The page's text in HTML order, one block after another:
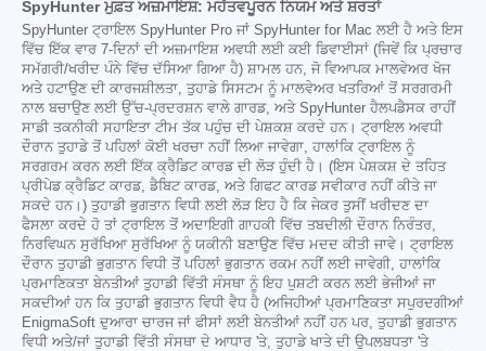
SpyHunter ਮੁਫ਼ਤ ਅਜ਼ਮਾਇਸ਼: ਮਹੱਤਵਪੂਰਨ ਨਿਯਮ ਅਤੇ ਸ਼ਰਤਾਂ
SpyHunter ਟ੍ਰਾਇਲ SpyHunter Pro ਜਾਂ SpyHunter for Mac ਲਈ ਹੈ ਅਤੇ ਇਸ
ਵਿੱਚ ਇੱਕ ਵਾਰ 7-ਦਿਨਾਂ ਦੀ ਅਜ਼ਮਾਇਸ਼ ਅਵਧੀ ਲਈ ਕਈ ਡਿਵਾਈਸਾਂ (ਜਿਵੇਂ ਕਿ ਪ੍ਰਚਾਰ
ਸਮੱਗਰੀ/ਖਰੀਦ ਪੰਨੇ ਵਿੱਚ ਦੱਸਿਆ ਗਿਆ ਹੈ) ਸ਼ਾਮਲ ਹਨ, ਜੋ ਵਿਆਪਕ ਮਾਲਵੇਅਰ ਖੋਜ
ਅਤੇ ਹਟਾਉਣ ਦੀ ਕਾਰਜਸ਼ੀਲਤਾ, ਤੁਹਾਡੇ ਸਿਸਟਮ ਨੂੰ ਮਾਲਵੇਅਰ ਖਤਰਿਆਂ ਤੋਂ ਸਰਗਰਮੀ
ਨਾਲ ਬਚਾਉਣ ਲਈ ਉੱਚ-ਪ੍ਰਦਰਸ਼ਨ ਵਾਲੇ ਗਾਰਡ, ਅਤੇ SpyHunter ਹੈਲਪਡੈਸਕ ਰਾਹੀਂ
ਸਾਡੀ ਤਕਨੀਕੀ ਸਹਾਇਤਾ ਟੀਮ ਤੱਕ ਪਹੁੰਚ ਦੀ ਪੇਸ਼ਕਸ਼ ਕਰਦੇ ਹਨ। ਟ੍ਰਾਇਲ ਅਵਧੀ
ਦੌਰਾਨ ਤੁਹਾਡੇ ਤੋਂ ਪਹਿਲਾਂ ਕੋਈ ਖਰਚਾ ਨਹੀਂ ਲਿਆ ਜਾਵੇਗਾ, ਹਾਲਾਂਕਿ ਟ੍ਰਾਇਲ ਨੂੰ
ਸਰਗਰਮ ਕਰਨ ਲਈ ਇੱਕ ਕ੍ਰੈਡਿਟ ਕਾਰਡ ਦੀ ਲੋੜ ਹੁੰਦੀ ਹੈ। (ਇਸ ਪੇਸ਼ਕਸ਼ ਦੇ ਤਹਿਤ
ਪ੍ਰੀਪੇਡ ਕ੍ਰੈਡਿਟ ਕਾਰਡ, ਡੈਬਿਟ ਕਾਰਡ, ਅਤੇ ਗਿਫਟ ਕਾਰਡ ਸਵੀਕਾਰ ਨਹੀਂ ਕੀਤੇ ਜਾ
ਸਕਦੇ ਹਨ।) ਤੁਹਾਡੀ ਭੁਗਤਾਨ ਵਿਧੀ ਲਈ ਲੋੜ ਇਹ ਹੈ ਕਿ ਜੇਕਰ ਤੁਸੀਂ ਖਰੀਦਣ ਦਾ
ਫੈਸਲਾ ਕਰਦੇ ਹੋ ਤਾਂ ਟ੍ਰਾਇਲ ਤੋਂ ਅਦਾਇਗੀ ਗਾਹਕੀ ਵਿੱਚ ਤਬਦੀਲੀ ਦੌਰਾਨ ਨਿਰੰਤਰ,
ਨਿਰਵਿਘਨ ਸੁਰੱਖਿਆ ਸੁਰੱਖਿਆ ਨੂੰ ਯਕੀਨੀ ਬਣਾਉਣ ਵਿੱਚ ਮਦਦ ਕੀਤੀ ਜਾਵੇ। ਟ੍ਰਾਇਲ
ਦੌਰਾਨ ਤੁਹਾਡੀ ਭੁਗਤਾਨ ਵਿਧੀ ਤੋਂ ਪਹਿਲਾਂ ਭੁਗਤਾਨ ਰਕਮ ਨਹੀਂ ਲਈ ਜਾਵੇਗੀ, ਹਾਲਾਂਕਿ
ਪ੍ਰਮਾਣਿਕਤਾ ਬੇਨਤੀਆਂ ਤੁਹਾਡੀ ਵਿੱਤੀ ਸੰਸਥਾ ਨੂੰ ਇਹ ਪੁਸ਼ਟੀ ਕਰਨ ਲਈ ਭੇਜੀਆਂ ਜਾ
ਸਕਦੀਆਂ ਹਨ ਕਿ ਤੁਹਾਡੀ ਭੁਗਤਾਨ ਵਿਧੀ ਵੈਧ ਹੈ (ਅਜਿਹੀਆਂ ਪ੍ਰਮਾਣਿਕਤਾ ਸਪੁਰਦਗੀਆਂ
EnigmaSoft ਦੁਆਰਾ ਚਾਰਜ ਜਾਂ ਫੀਸਾਂ ਲਈ ਬੇਨਤੀਆਂ ਨਹੀਂ ਹਨ ਪਰ, ਤੁਹਾਡੀ ਭੁਗਤਾਨ
ਵਿਧੀ ਅਤੇ/ਜਾਂ ਤੁਹਾਡੀ ਵਿੱਤੀ ਸੰਸਥਾ ਦੇ ਆਧਾਰ 'ਤੇ, ਤੁਹਾਡੇ ਖਾਤੇ ਦੀ ਉਪਲਬਧਤਾ 'ਤੇ